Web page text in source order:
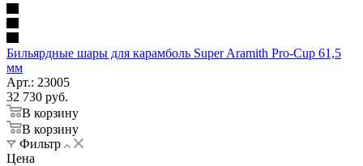
Бильярдные шары для карамболь Super Aramith Pro-Cup 61,5
мм
Арт.: 23005
32 730 руб.
В корзину
В корзину
Фильтр
Цена